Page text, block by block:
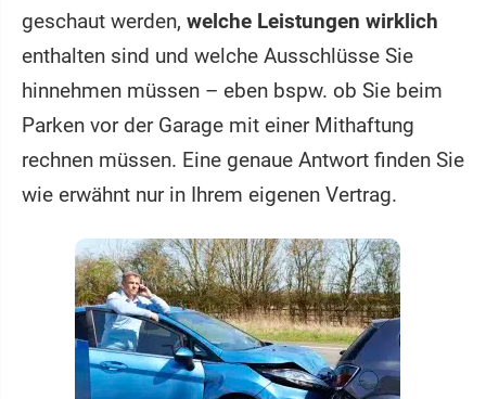
geschaut werden, welche Leistungen wirklich
enthalten sind und welche Ausschlüsse Sie
hinnehmen müssen – eben bspw. ob Sie beim
Parken vor der Garage mit einer Mithaftung
rechnen müssen. Eine genaue Antwort finden Sie
wie erwähnt nur in Ihrem eigenen Vertrag.